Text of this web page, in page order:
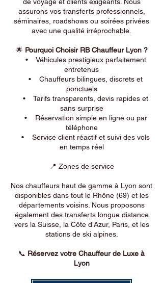
assurons vos transferts professionnels,
séminaires, roadshows ou soirées privées
avec une qualité irréprochable.
🌟 Pourquoi Choisir RB Chauffeur Lyon ?
• Véhicules prestigieux parfaitement
entretenus
• Chauffeurs bilingues, discrets et
ponctuels
• Tarifs transparents, devis rapides et
sans surprise
• Réservation simple en ligne ou par
téléphone
• Service client réactif et suivi des vols
en temps réel
📍 Zones de service
Nos chauffeurs haut de gamme à Lyon sont
disponibles dans tout le Rhône (69) et les
départements voisins. Nous proposons
également des transferts longue distance
vers la Suisse, la Côte d’Azur, Paris, et les
stations de ski alpines.
📞 Réservez votre Chauffeur de Luxe à
Lyon